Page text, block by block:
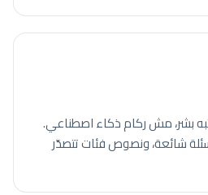
بشر، مش ركام ذكاء اصطناعي.
شائعة، ونصوص فئات تتصدّر